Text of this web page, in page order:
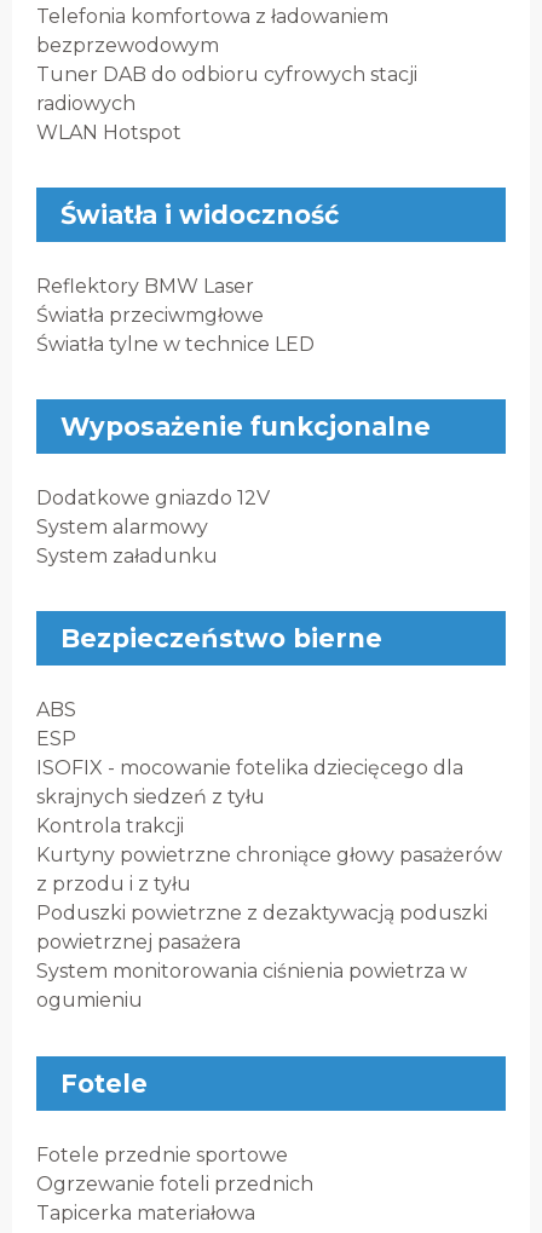
Telefonia komfortowa z ładowaniem
bezprzewodowym
Tuner DAB do odbioru cyfrowych stacji
radiowych
WLAN Hotspot
Światła i widoczność
Reflektory BMW Laser
Światła przeciwmgłowe
Światła tylne w technice LED
Wyposażenie funkcjonalne
Dodatkowe gniazdo 12V
System alarmowy
System załadunku
Bezpieczeństwo bierne
ABS
ESP
ISOFIX - mocowanie fotelika dziecięcego dla
skrajnych siedzeń z tyłu
Kontrola trakcji
Kurtyny powietrzne chroniące głowy pasażerów
z przodu i z tyłu
Poduszki powietrzne z dezaktywacją poduszki
powietrznej pasażera
System monitorowania ciśnienia powietrza w
ogumieniu
Fotele
Fotele przednie sportowe
Ogrzewanie foteli przednich
Tapicerka materiałowa